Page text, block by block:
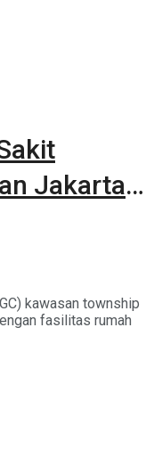
Jakarta
kawasan township
fasilitas rumah